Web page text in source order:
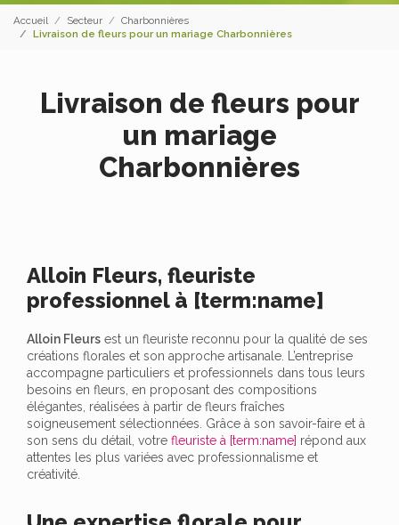
Accueil Secteur
Charbonnières
Livraison de fleurs pour un mariage Charbonnières
Livraison de fleurs pour
un mariage
Charbonnières
Alloin Fleurs, fleuriste
professionnel à [term:name]
Alloin Fleurs est un fleuriste reconnu pour la qualité de ses
créations florales et son approche artisanale. L’entreprise
accompagne particuliers et professionnels dans tous leurs
besoins en fleurs, en proposant des compositions
élégantes, réalisées à partir de fleurs fraîches
soigneusement sélectionnées. Grâce à son savoir-faire et à
son sens du détail, votre fleuriste à [term:name] répond aux
attentes les plus variées avec professionnalisme et
créativité.